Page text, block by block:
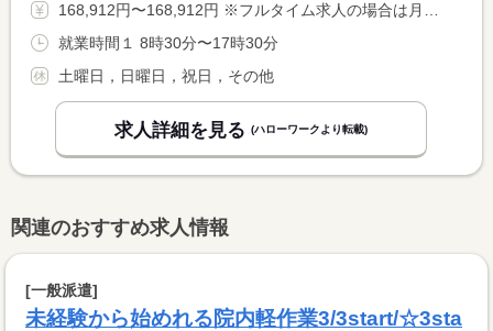
168,912円〜168,912円 ※フルタイム求人の場合は月額（換算額）、パート求人の場合は時間額を表示しています。
就業時間１ 8時30分〜17時30分
土曜日，日曜日，祝日，その他
求人詳細を見る (ハローワークより転載)
関連のおすすめ求人情報
[一般派遣]
未経験から始めれる院内軽作業3/3start/☆3sta